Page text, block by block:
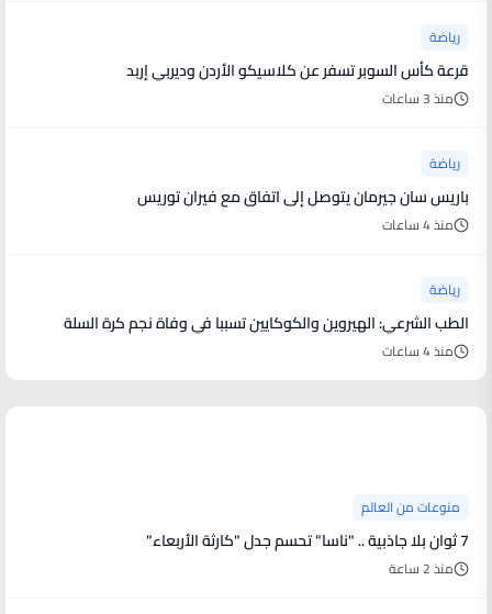
رياضة
قرعة كأس السوبر تسفر عن كلاسيكو الأردن وديربي إربد
منذ 3 ساعات
رياضة
باريس سان جيرمان يتوصل إلى اتفاق مع فيران توريس
منذ 4 ساعات
رياضة
الطب الشرعي: الهيروين والكوكايين تسببا في وفاة نجم كرة السلة
منذ 4 ساعات
منوعات من العالم
7 ثوان بلا جاذبية .. "ناسا" تحسم جدل "كارثة الأربعاء"
منذ 2 ساعة